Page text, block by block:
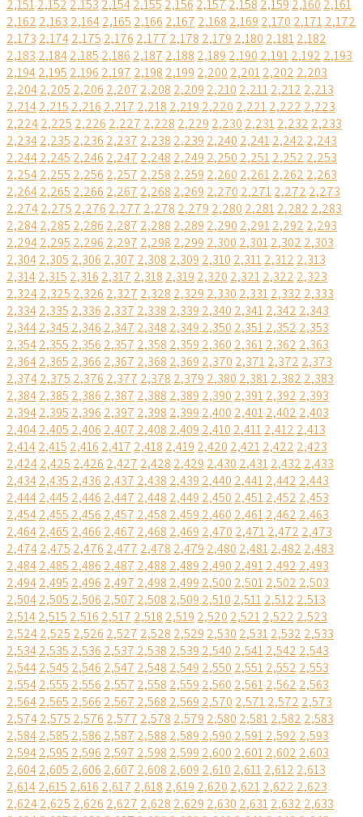
2,1512,152 2,153 2,1542,155 2,156 2,157 2,158 2,159 2,160 2,161
2,162 2,163 2,1642,165 2,166 2,167 2,168 2,169 2,170 2,1712,172
2,173 2,1742,175 2,176 2,177 2,178 2,179 2,180 2,1812,182
2,183 2,1842,185 2,186 2,187 2,188 2,189 2,190 2,1912,192 2,193
2,1942,195 2,196 2,197 2,198 2,199 2,200 2,2012,202 2,203
2,2042,205 2,206 2,207 2,208 2,209 2,210 2,2112,212 2,213
2,2142,215 2,216 2,217 2,218 2,219 2,220 2,2212,222 2,223
2,2242,225 2,226 2,227 2,228 2,229 2,230 2,2312,232 2,233
2,2342,235 2,236 2,237 2,238 2,239 2,240 2,2412,242 2,243
2,2442,245 2,246 2,247 2,248 2,249 2,250 2,2512,252 2,253
2,2542,255 2,256 2,257 2,258 2,259 2,260 2,2612,262 2,263
2,2642,265 2,266 2,267 2,268 2,269 2,270 2,2712,272 2,273
2,2742,275 2,276 2,277 2,278 2,279 2,280 2,2812,282 2,283
2,2842,285 2,286 2,287 2,288 2,289 2,290 2,2912,292 2,293
2,2942,295 2,296 2,297 2,298 2,299 2,300 2,3012,302 2,303
2,3042,305 2,306 2,307 2,308 2,309 2,310 2,3112,312 2,313
2,3142,315 2,316 2,317 2,318 2,319 2,320 2,3212,322 2,323
2,3242,325 2,326 2,327 2,328 2,329 2,330 2,3312,332 2,333
2,3342,335 2,336 2,337 2,338 2,339 2,340 2,3412,342 2,343
2,3442,345 2,346 2,347 2,348 2,349 2,350 2,3512,352 2,353
2,3542,355 2,356 2,357 2,358 2,359 2,360 2,3612,362 2,363
2,3642,365 2,366 2,367 2,368 2,369 2,370 2,3712,372 2,373
2,3742,375 2,376 2,377 2,378 2,379 2,380 2,3812,382 2,383
2,3842,385 2,386 2,387 2,388 2,389 2,390 2,3912,392 2,393
2,3942,395 2,396 2,397 2,398 2,399 2,400 2,4012,402 2,403
2,4042,405 2,406 2,407 2,408 2,409 2,410 2,4112,412 2,413
2,4142,415 2,416 2,417 2,418 2,419 2,420 2,4212,422 2,423
2,4242,425 2,426 2,427 2,428 2,429 2,430 2,4312,432 2,433
2,4342,435 2,436 2,437 2,438 2,439 2,440 2,4412,442 2,443
2,4442,445 2,446 2,447 2,448 2,449 2,450 2,4512,452 2,453
2,4542,455 2,456 2,457 2,458 2,459 2,460 2,4612,462 2,463
2,4642,465 2,466 2,467 2,468 2,469 2,470 2,4712,472 2,473
2,4742,475 2,476 2,477 2,478 2,479 2,480 2,4812,482 2,483
2,4842,485 2,486 2,487 2,488 2,489 2,490 2,4912,492 2,493
2,4942,495 2,496 2,497 2,498 2,499 2,500 2,5012,502 2,503
2,5042,505 2,506 2,507 2,508 2,509 2,510 2,5112,512 2,513
2,5142,515 2,516 2,517 2,518 2,519 2,520 2,5212,522 2,523
2,5242,525 2,526 2,527 2,528 2,529 2,530 2,5312,532 2,533
2,5342,535 2,536 2,537 2,538 2,539 2,540 2,5412,542 2,543
2,5442,545 2,546 2,547 2,548 2,549 2,550 2,5512,552 2,553
2,5542,555 2,556 2,557 2,558 2,559 2,560 2,5612,562 2,563
2,5642,565 2,566 2,567 2,568 2,569 2,570 2,5712,572 2,573
2,5742,575 2,576 2,577 2,578 2,579 2,580 2,5812,582 2,583
2,5842,585 2,586 2,587 2,588 2,589 2,590 2,5912,592 2,593
2,5942,595 2,596 2,597 2,598 2,599 2,600 2,6012,602 2,603
2,6042,605 2,606 2,607 2,608 2,609 2,610 2,6112,612 2,613
2,6142,615 2,616 2,617 2,618 2,619 2,620 2,6212,622 2,623
2,6242,625 2,626 2,627 2,628 2,629 2,630 2,6312,632 2,633